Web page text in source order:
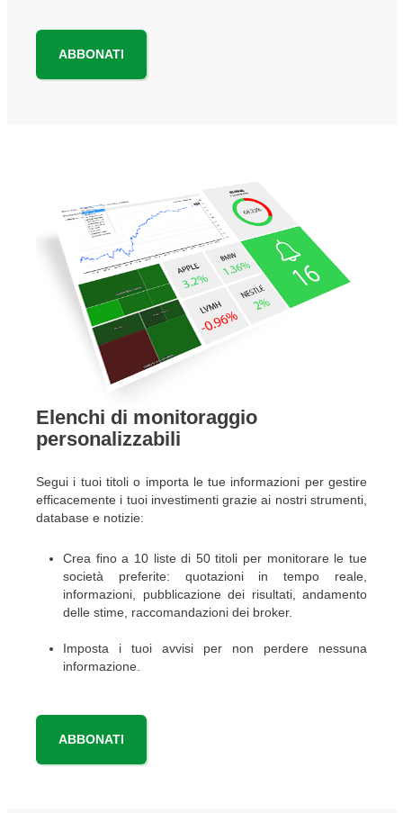
ABBONATI
Elenchi di monitoraggio
personalizzabili
Segui i tuoi titoli o importa le tue informazioni per gestire
efficacemente i tuoi investimenti grazie ai nostri strumenti,
database e notizie:
Crea fino a 10 liste di 50 titoli per monitorare le tue
società preferite: quotazioni in tempo reale,
informazioni, pubblicazione dei risultati, andamento
delle stime, raccomandazioni dei broker.
Imposta i tuoi avvisi per non perdere nessuna
informazione.
ABBONATI